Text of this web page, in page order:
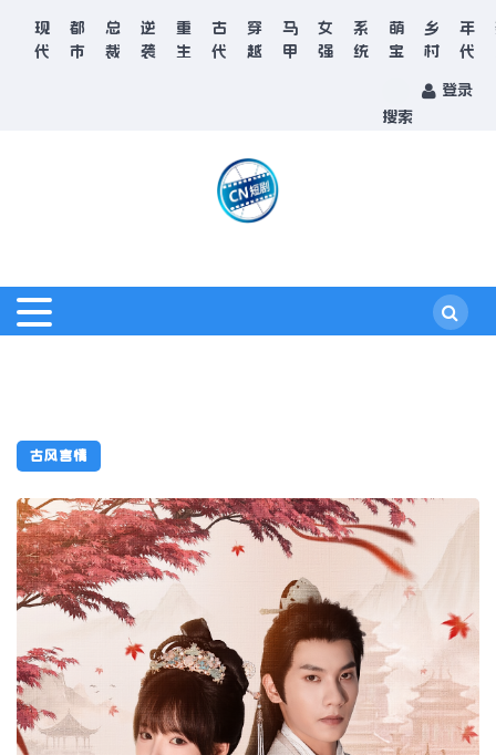
现
代
都
市
总
裁
逆
袭
重
生
古
代
穿
越
马
甲
女
强
系
统
萌
宝
乡
村
年
代
搜索
登录
古风言情